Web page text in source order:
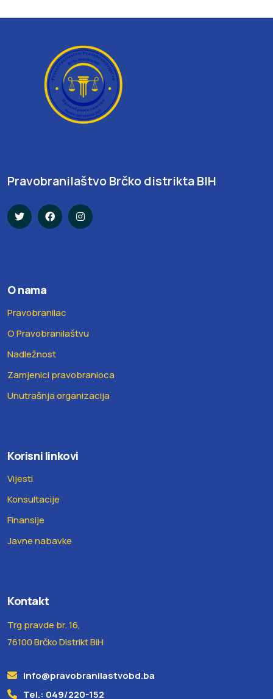
Pravobranilaštvo Brčko distrikta BIH
O nama
Pravobranilac
O Pravobranilaštvu
Nadležnost
Zamjenici pravobranioca
Unutrašnja organizacija
Korisni linkovi
Vijesti
Konsultacije
Finansije
Javne nabavke
Kontakt
Trg pravde br. 16,
76100 Brčko Distrikt BiH
info@pravobranilastvobd.ba
Tel.: 049/220-152